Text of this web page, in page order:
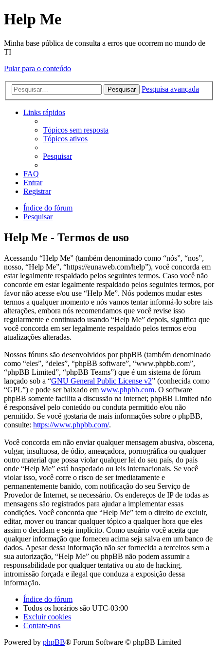
Help Me
Minha base pública de consulta a erros que ocorrem no mundo de
TI
Pular para o conteúdo
Pesquisar Pesquisa avançada
Links rápidos
Tópicos sem resposta
Tópicos ativos
Pesquisar
FAQ
Entrar
Registrar
Índice do fórum
Pesquisar
Help Me - Termos de uso
Acessando “Help Me” (também denominado como “nós”, “nos”,
nosso, “Help Me”, “https://eunaweb.com/help”), você concorda em
estar legalmente respaldado pelos seguintes termos. Caso você não
concorde em estar legalmente respaldado pelos seguintes termos, por
favor não acesse e/ou use “Help Me”. Nós podemos mudar estes
termos a qualquer momento e nós vamos tentar informá-lo sobre tais
alterações, embora nós recomendamos que você revise isso
regularmente e continuado usando “Help Me” depois, significa que
você concorda em ser legalmente respaldado pelos termos e/ou
atualizações alteradas.
Nossos fóruns são desenvolvidos por phpBB (também denominado
como “eles”, “deles”, “phpBB software”, “www.phpbb.com”,
“phpBB Limited”, “phpBB Teams”) que é um sistema de fórum
lançado sob a “GNU General Public License v2” (conhecida como
“GPL”) e pode ser baixado em www.phpbb.com. O software
phpBB somente facilita a discussão na internet; phpBB Limited não
é responsável pelo conteúdo ou conduta permitido e/ou não
permitido. Se você gostaria de mais informações sobre o phpBB,
consulte: https://www.phpbb.com/.
Você concorda em não enviar qualquer mensagem abusiva, obscena,
vulgar, insultuosa, de ódio, ameaçadora, pornográfica ou qualquer
outro material que possa violar qualquer lei do seu país, do país
onde “Help Me” está hospedado ou leis internacionais. Se você
violar isso, você corre o risco de ser imediatamente e
permanentemente banido, com notificação do seu Serviço de
Provedor de Internet, se necessário. Os endereços de IP de todas as
mensagens são registrados para ajudar a implementar essas
condições. Você concorda que “Help Me” tem o direito de excluir,
editar, mover ou trancar qualquer tópico a qualquer hora que eles
assim o decidam e seja implícito. Como usuário você aceita que
qualquer informação que forneceu acima seja salva em um banco de
dados. Apesar dessa informação não ser fornecida a terceiros sem a
sua autorização, “Help Me” ou phpBB não podem assumir a
responsabilidade por qualquer tentativa ou ato de hacking,
intromissão forçada e ilegal que conduza a exposição dessa
informação.
Índice do fórum
Todos os horários são UTC-03:00
Excluir cookies
Contate-nos
Powered by phpBB® Forum Software © phpBB Limited